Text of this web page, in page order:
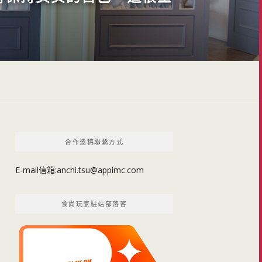
合作邀稿聯繫方式
E-mail信箱:anchi.tsu@appimc.com
食尚玩家駐站部落客